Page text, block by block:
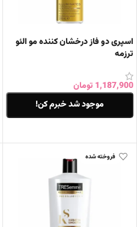
اسپری دو فاز درخشان کننده مو الئو
ترزمه
1,187,900 تومان
موجود شد خبرم کن!
فروخته شده